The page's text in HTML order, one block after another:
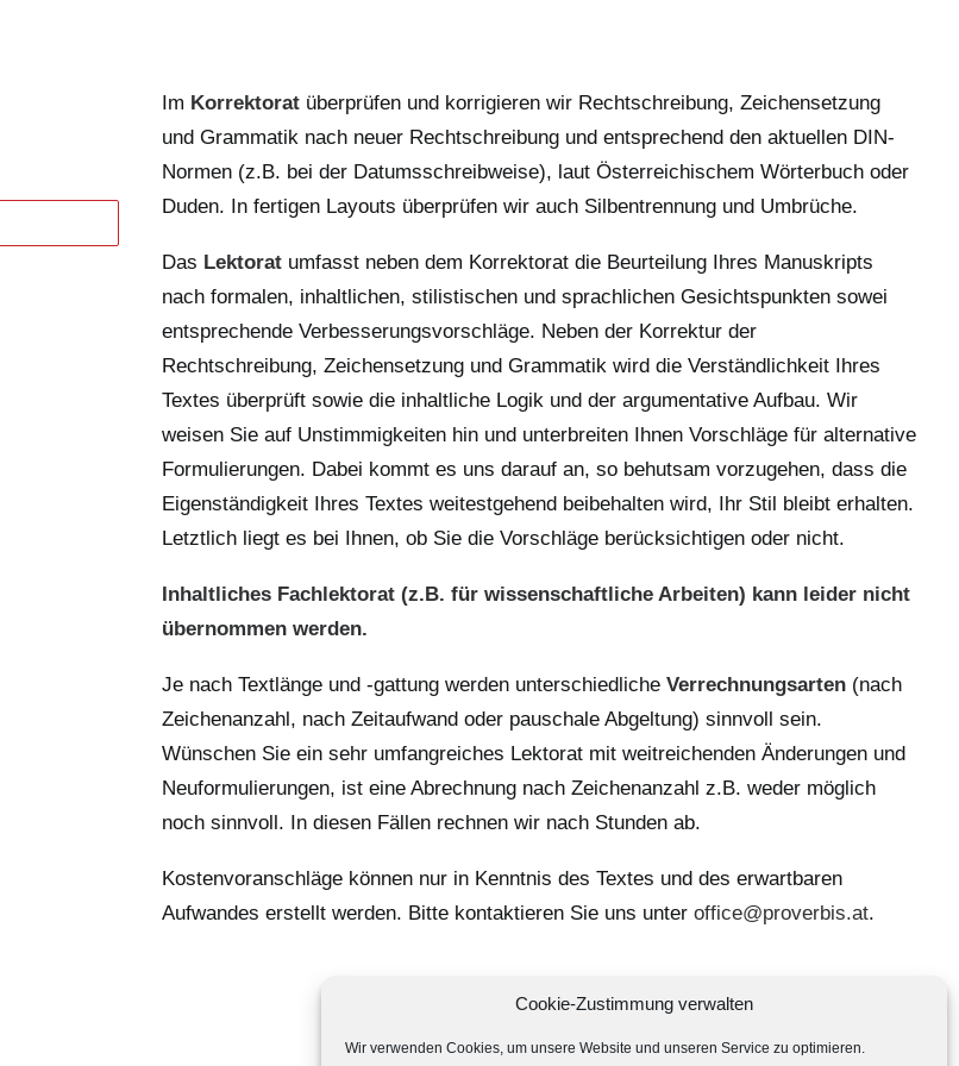
Cookie-Zustimmung verwalten
Wir verwenden Cookies, um unsere Website und unseren Service zu optimieren.
Im Korrektorat überprüfen und korrigieren wir Rechtschreibung, Zeichensetzung
und Grammatik nach neuer Rechtschreibung und entsprechend den aktuellen DIN-
Normen (z.B. bei der Datumsschreibweise), laut Österreichischem Wörterbuch oder
Duden. In fertigen Layouts überprüfen wir auch Silbentrennung und Umbrüche.
Das Lektorat umfasst neben dem Korrektorat die Beurteilung Ihres Manuskripts
nach formalen, inhaltlichen, stilistischen und sprachlichen Gesichtspunkten sowei
entsprechende Verbesserungsvorschläge. Neben der Korrektur der
Rechtschreibung, Zeichensetzung und Grammatik wird die Verständlichkeit Ihres
Textes überprüft sowie die inhaltliche Logik und der argumentative Aufbau. Wir
weisen Sie auf Unstimmigkeiten hin und unterbreiten Ihnen Vorschläge für alternative
Formulierungen. Dabei kommt es uns darauf an, so behutsam vorzugehen, dass die
Eigenständigkeit Ihres Textes weitestgehend beibehalten wird, Ihr Stil bleibt erhalten.
Letztlich liegt es bei Ihnen, ob Sie die Vorschläge berücksichtigen oder nicht.
Inhaltliches Fachlektorat (z.B. für wissenschaftliche Arbeiten) kann leider nicht
übernommen werden.
Je nach Textlänge und -gattung werden unterschiedliche Verrechnungsarten (nach
Zeichenanzahl, nach Zeitaufwand oder pauschale Abgeltung) sinnvoll sein.
Wünschen Sie ein sehr umfangreiches Lektorat mit weitreichenden Änderungen und
Neuformulierungen, ist eine Abrechnung nach Zeichenanzahl z.B. weder möglich
noch sinnvoll. In diesen Fällen rechnen wir nach Stunden ab.
Kostenvoranschläge können nur in Kenntnis des Textes und des erwartbaren
Aufwandes erstellt werden. Bitte kontaktieren Sie uns unter office@proverbis.at.